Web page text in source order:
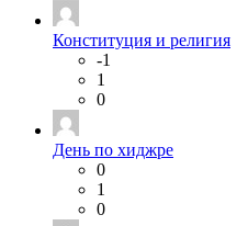
Конституция и религия
-1
1
0
День по хиджре
0
1
0